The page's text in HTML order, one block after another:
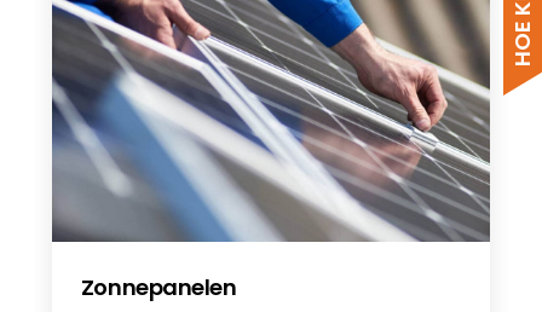
JAM54D41 430-455/LB Hail Tested - EN
Hagelschutz HW4 DE
Ja Solar BABT17001-R0
Zonnepanelen